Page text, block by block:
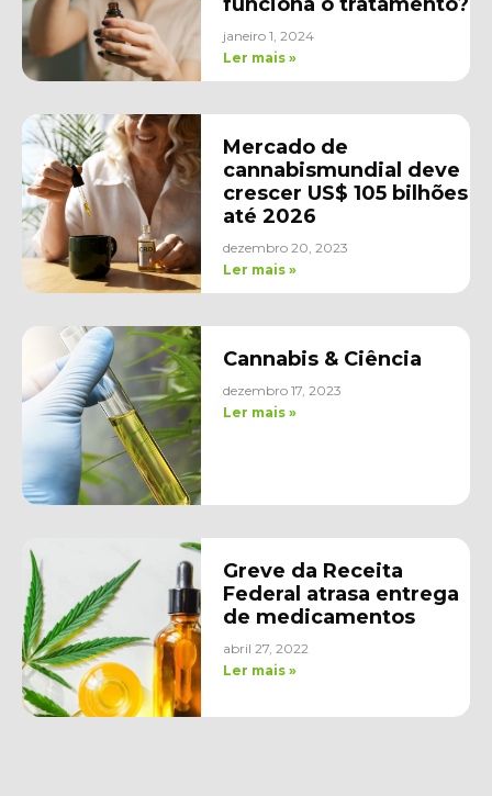
janeiro 1, 2024
Ler mais »
Mercado de
cannabismundial deve
crescer US$ 105 bilhões
até 2026
dezembro 20, 2023
Ler mais »
Cannabis & Ciência
dezembro 17, 2023
Ler mais »
Greve da Receita
Federal atrasa entrega
de medicamentos
abril 27, 2022
Ler mais »